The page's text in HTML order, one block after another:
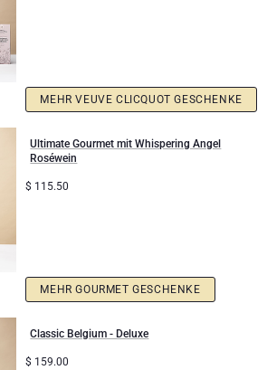
MEHR VEUVE CLICQUOT GESCHENKE
Ultimate Gourmet mit Whispering Angel
Roséwein
$ 115.50
MEHR GOURMET GESCHENKE
Classic Belgium - Deluxe
$ 159.00